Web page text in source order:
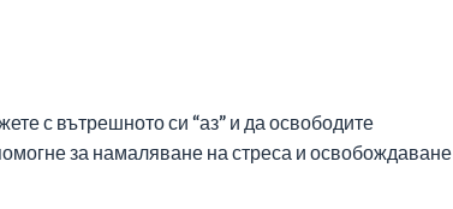
с вътрешното си “аз” и да освободите
за намаляване на стреса и освобождаване